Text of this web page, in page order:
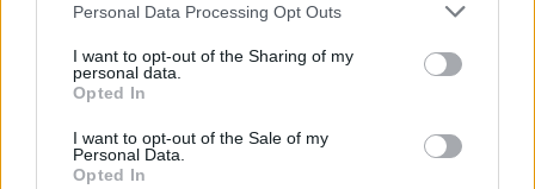
Personal Data Processing Opt Outs
I want to opt-out of the Sharing of my
personal data.
Opted In
I want to opt-out of the Sale of my
Personal Data.
Opted In
Ναταλία Πετρίτη
31.10.2023